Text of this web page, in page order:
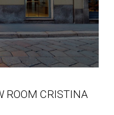
ROOM CRISTINA